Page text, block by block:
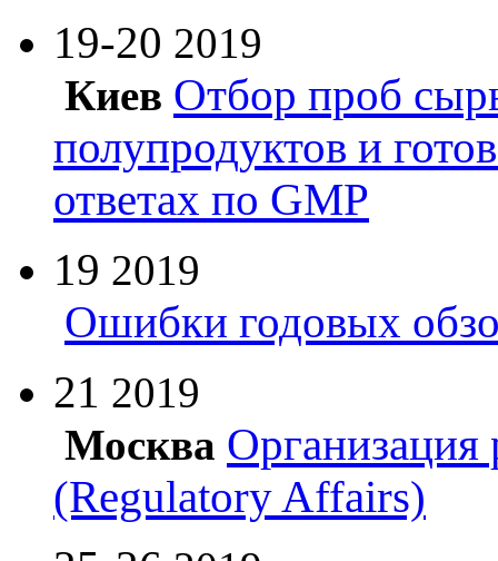
19-20 2019
Киев Отбор проб
полупродуктов и
ответах по GMP
19 2019
Ошибки годовых
21 2019
Москва Организация
(Regulatory Affairs)